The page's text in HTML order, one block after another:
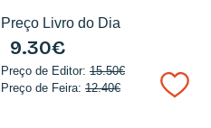
Preço Livro do Dia
9.30€
Preço de Editor: 15.50€
Preço de Feira: 12.40€